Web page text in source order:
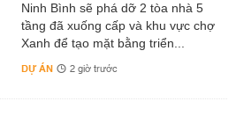
Ninh Bình sẽ phá dỡ 2 tòa nhà 5
tầng đã xuống cấp và khu vực chợ
Xanh để tạo mặt bằng triển...
DỰ ÁN 2 giờ trước